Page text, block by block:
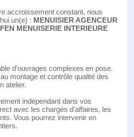
accroissement constant, nous
un(e) : MENUISIER AGENCEUR
MENUISERIE INTERIEURE
d'ouvrages complexes en pose.
montage et contrôle qualité des
atelier.
indépendant dans vos
avec les chargés d'affaires, les
Vous pourrez intervenir en